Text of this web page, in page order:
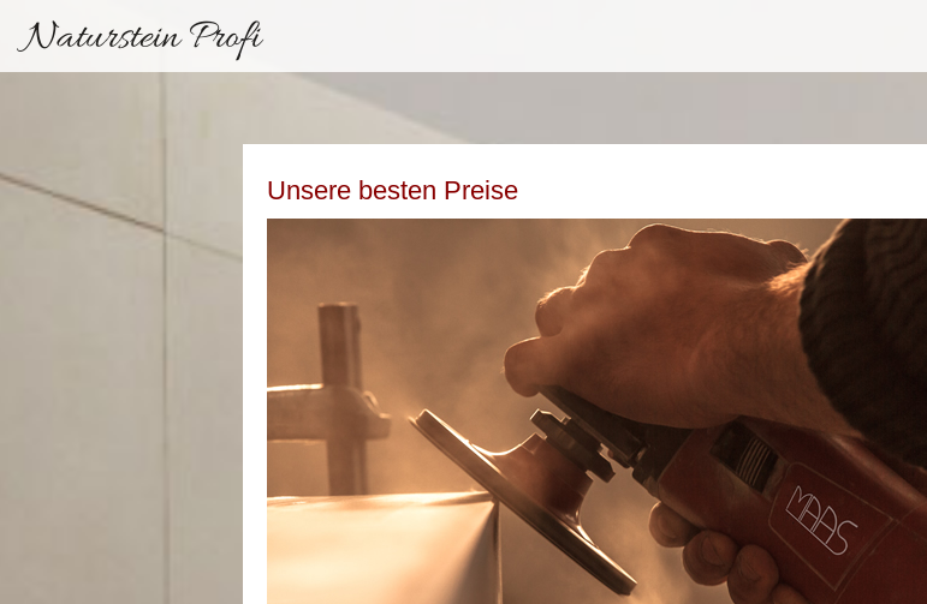
Naturstein Profi
Unsere besten Preise